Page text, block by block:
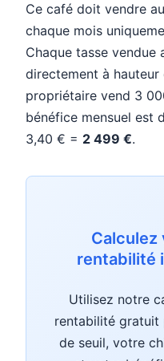
Ce café doit vendre
chaque mois
Chaque tasse vendue
directement à
propriétaire vend 3
bénéfice mensuel est
3,40 € = 2 499 €.
Calculez
rentabilité
Utilisez notre
rentabilité gratuit
de seuil, votre